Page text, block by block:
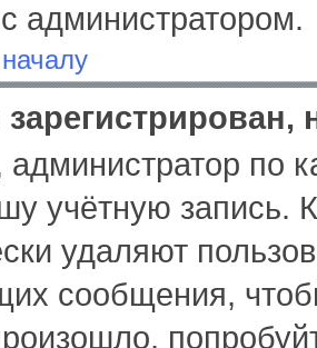
администратором.
по
учётную запись.
удаляют
сообщения,